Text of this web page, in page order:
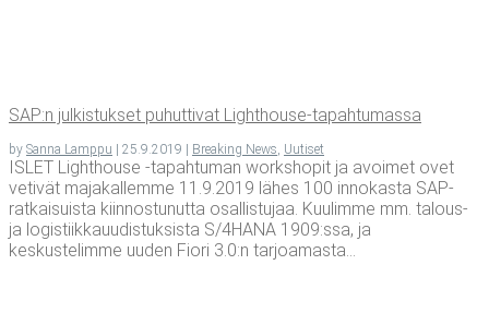
SAP:n jul­kis­tuk­set puhut­ti­vat Lighthouse-tapahtumassa
by Sanna Lamppu | 25.9.2019 | Breaking News Uutiset
ISLET Lighthouse -tapahtuman workshopit ja avoimet ovet
vetivät majakallemme 11.9.2019 lähes 100 innokasta SAP-
ratkaisuista kiinnostunutta osallistujaa. Kuulimme mm. talous-
ja logistiikkauudistuksista S/4HANA 1909:ssa, ja
keskustelimme uuden Fiori 3.0:n tarjoamasta...